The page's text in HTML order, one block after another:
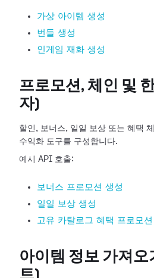
가상 아이템 생성
번들 생성
인게임 재화 생성
프로모션, 체인 및
자)
할인, 보너스, 일일 보상 또는 혜택
수익화 도구를 구성합니다.
예시 API 호출:
보너스 프로모션 생성
일일 보상 생성
고유 카탈로그 혜택 프로모션
아이템 정보 가져오
트)